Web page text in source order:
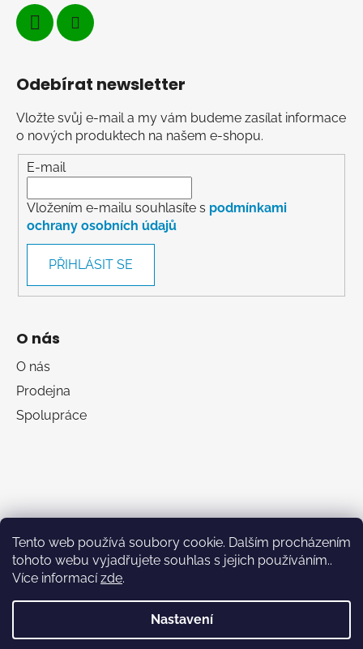
Tento web používá soubory cookie. Dalším procházením
tohoto webu vyjadřujete souhlas s jejich používáním..
Více informacízde.
Nastavení
Odebírat newsletter
Vložte svůj e-mail a my vám budeme zasílat informace
o nových produktech na našem e-shopu.
E-mail
Vložením e-mailu souhlasíte s podmínkami
ochrany osobních údajů
PŘIHLÁSIT SE
O nás
O nás
Prodejna
Spolupráce